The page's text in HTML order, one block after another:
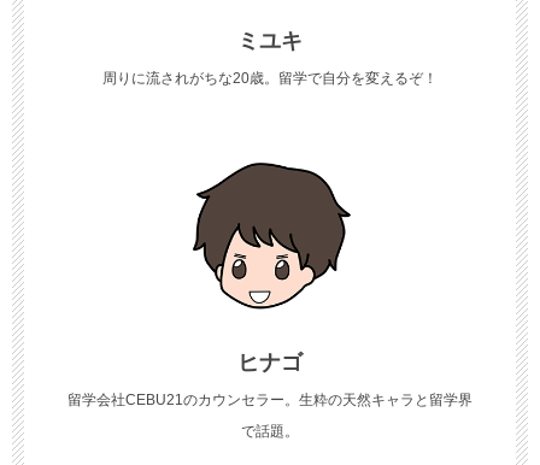
ミユキ
周りに流されがちな20歳。留学で自分を変えるぞ！
ヒナゴ
留学会社CEBU21のカウンセラー。生粋の天然キャラと留学界
で話題。